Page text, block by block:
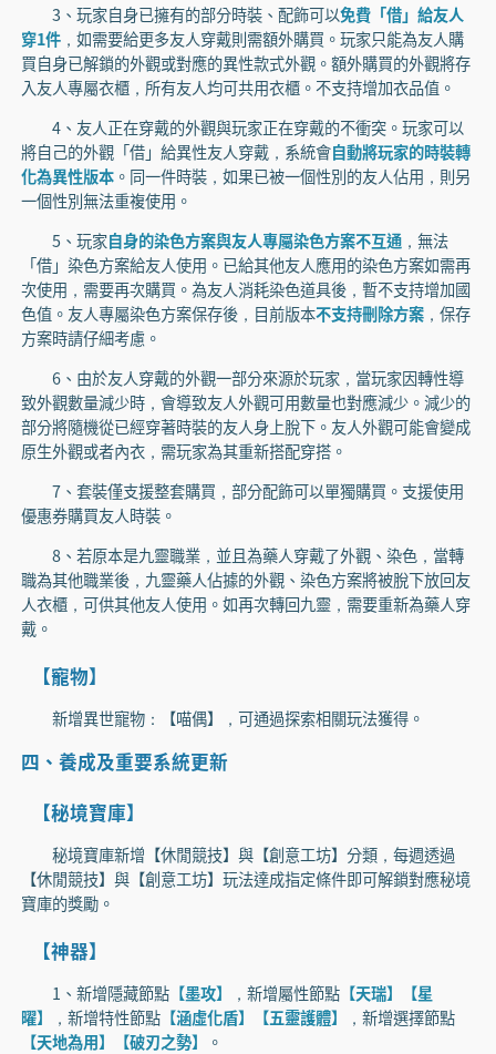
3、玩家自身已擁有的部分時裝、配飾可以免費「借」給友人
穿1件，如需要給更多友人穿戴則需額外購買。玩家只能為友人購
買自身已解鎖的外觀或對應的異性款式外觀。額外購買的外觀將存
入友人專屬衣櫃，所有友人均可共用衣櫃。不支持增加衣品值。
4、友人正在穿戴的外觀與玩家正在穿戴的不衝突。玩家可以
將自己的外觀「借」給異性友人穿戴，系統會自動將玩家的時裝轉
化為異性版本。同一件時裝，如果已被一個性別的友人佔用，則另
一個性別無法重複使用。
5、玩家自身的染色方案與友人專屬染色方案不互通，無法
「借」染色方案給友人使用。已給其他友人應用的染色方案如需再
次使用，需要再次購買。為友人消耗染色道具後，暫不支持增加國
色值。友人專屬染色方案保存後，目前版本不支持刪除方案，保存
方案時請仔細考慮。
6、由於友人穿戴的外觀一部分來源於玩家，當玩家因轉性導
致外觀數量減少時，會導致友人外觀可用數量也對應減少。減少的
部分將隨機從已經穿著時裝的友人身上脫下。友人外觀可能會變成
原生外觀或者內衣，需玩家為其重新搭配穿搭。
7、套裝僅支援整套購買，部分配飾可以單獨購買。支援使用
優惠券購買友人時裝。
8、若原本是九靈職業，並且為藥人穿戴了外觀、染色，當轉
職為其他職業後，九靈藥人佔據的外觀、染色方案將被脫下放回友
人衣櫃，可供其他友人使用。如再次轉回九靈，需要重新為藥人穿
戴。
【寵物】
新增異世寵物：【喵偶】，可通過探索相關玩法獲得。
四、養成及重要系統更新
【秘境寶庫】
秘境寶庫新增【休閒競技】與【創意工坊】分類，每週透過
【休閒競技】與【創意工坊】玩法達成指定條件即可解鎖對應秘境
寶庫的獎勵。
【神器】
1、新增隱藏節點【墨攻】 ，新增屬性節點【天瑞】【星
曜】
，新增特性節點【涵虛化盾】【五靈護體】
，新增選擇節點
【天地為用】【破刃之勢】
。